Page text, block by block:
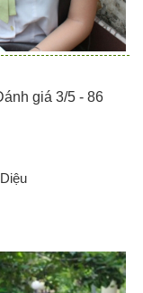
giá 3/5 - 86